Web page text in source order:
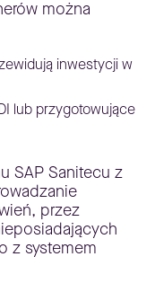
można
inwestycji w
lub przygotowujące
SAP Sanitecu z
przez
z systemem